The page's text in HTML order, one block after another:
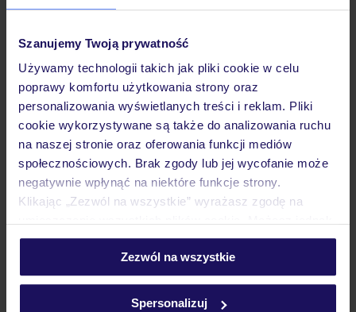
Szanujemy Twoją prywatność
Używamy technologii takich jak pliki cookie w celu
poprawy komfortu użytkowania strony oraz
personalizowania wyświetlanych treści i reklam. Pliki
cookie wykorzystywane są także do analizowania ruchu
na naszej stronie oraz oferowania funkcji mediów
społecznościowych. Brak zgody lub jej wycofanie może
negatywnie wpłynąć na niektóre funkcje strony.
Klikając „Zezwól na wszystkie” wyrażasz zgodę na
personalizować swój wybór wchodząc w zakładkę
Szczegółowe informacje o plikach cookie znajdziesz
polityce plików cookies oraz polityce prywatności
Zezwól na wszystkie
Spersonalizuj
Maltę?
Malta należy do najbezpieczniejszych krajów w Europie,
jednak rozsądne jest zachowanie podstawowych środków
ostrożności. Przed wyjazdem warto zapoznać się z
aktualnymi zaleceniami na stronie MSZ oraz
zarejestrować podróż w systemie Odyseusz – ułatwi to
kontakt z polskimi służbami w razie nagłych zdarzeń​.
Warto również wykupić ubezpieczenie podróżne
pokryje koszty ewentualnego leczenia, utraty bagażu czy
Komunikacja i przepisy drogowe
Planując pobyt na Malcie, warto wcześniej przemyśleć